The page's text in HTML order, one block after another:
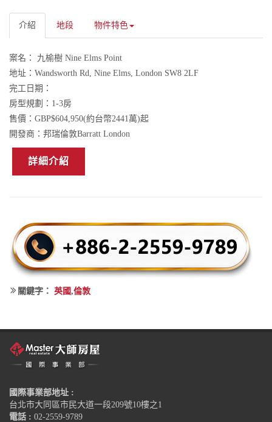
介紹 地段 物件特色
案名：
九榆樹 Nine Elms Point
地址： Wandsworth Rd, Nine Elms, London SW8 2LF
完工日期：
房型規劃： 1-3房
售價： GBP$604,950(約台幣2441萬)起
開發商： 邦瑞倫敦Barratt London
詳細介紹
關鍵字： 英國,倫敦
國際事業部地址 :
台北市大同區市民大道一段209號10樓之1
電話 : 02-2559-9789